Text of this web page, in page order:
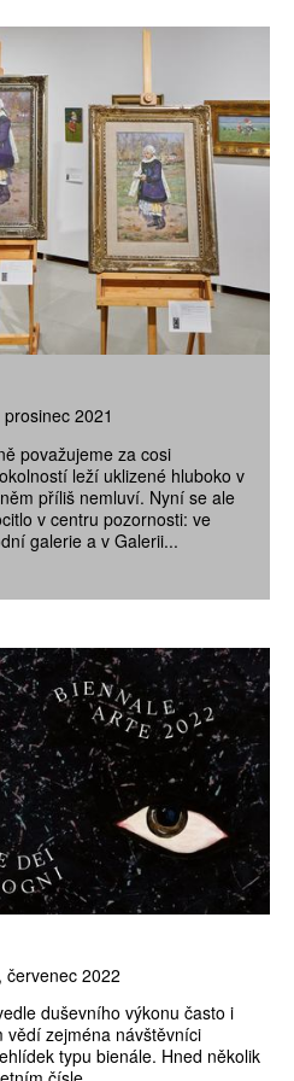
prosinec 2021
považujeme za cosi
leží uklizené hluboko v
příliš nemluví. Nyní se ale
v centru pozornosti: ve
galerie a v Galerii...
červenec 2022
duševního výkonu často i
vědí zejména návštěvníci
typu bienále. Hned několik